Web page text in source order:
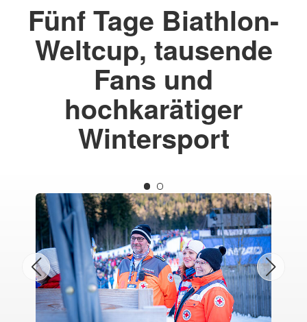
Fünf Tage Biathlon-
Weltcup, tausende
Fans und
hochkarätiger
Wintersport